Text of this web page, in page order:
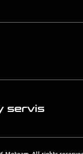
servis